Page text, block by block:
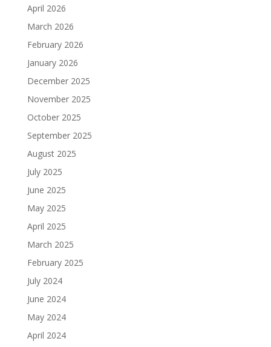
April 2026
March 2026
February 2026
January 2026
December 2025
November 2025
October 2025
September 2025
August 2025
July 2025
June 2025
May 2025
April 2025
March 2025
February 2025
July 2024
June 2024
May 2024
April 2024